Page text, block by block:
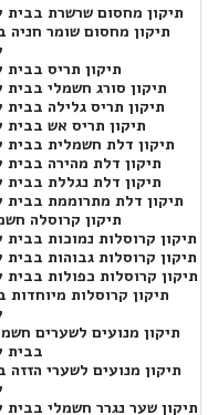
תיקון מחסום שרשרת בבית
תיקון מחסום שומר חניה
תיקון תריס בבית
תיקון סורג חשמלי בבית
תיקון תריס גלילה בבית
תיקון תריס אש בבית
תיקון דלת חשמלית בבית
תיקון דלת מהירה בבית
תיקון דלת נגללת בבית
תיקון דלת מתרוממת בבית
תיקון קרוסלה
תיקון קרוסלות נמוכות בבית
תיקון קרוסלות גבוהות בבית
תיקון קרוסלות כפולות בבית
תיקון קרוסלות מיוחדות
תיקון מנועים לשערים
בבית
תיקון מנועים לשערי הזזה
תיקון שער נגרר חשמלי בבית